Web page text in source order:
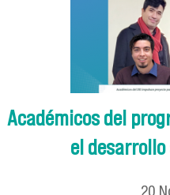
Académicos del
el